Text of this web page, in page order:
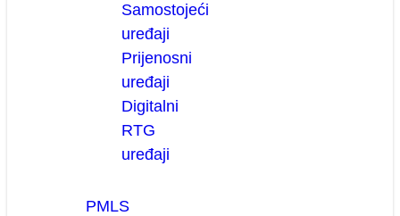
Samostojeći
uređaji
Prijenosni
uređaji
Digitalni
RTG
uređaji
PMLS